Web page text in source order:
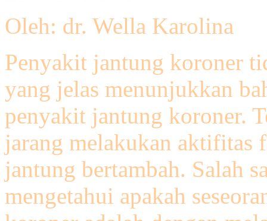
Oleh: dr. Wella Karolina
Penyakit jantung koroner
yang jelas menunjukkan
penyakit jantung koroner.
jarang melakukan aktifitas
jantung bertambah. Salah
mengetahui apakah